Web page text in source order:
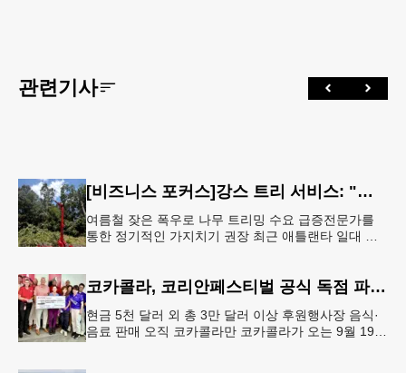
관련기사
[비즈니스 포커스]강스 트리 서비스: "강풍에 부러질라"… 여름철 주택가 수목 관리 '비상'
여름철 잦은 폭우로 나무 트리밍 수요 급증전문가를
통한 정기적인 가지치기 권장 최근 애틀랜타 일대 주
코카콜라, 코리안페스티벌 공식 독점 파트너 참여
현금 5천 달러 외 총 3만 달러 이상 후원행사장 음식·
음료 판매 오직 코카콜라만 코카콜라가 오는 9월 19-